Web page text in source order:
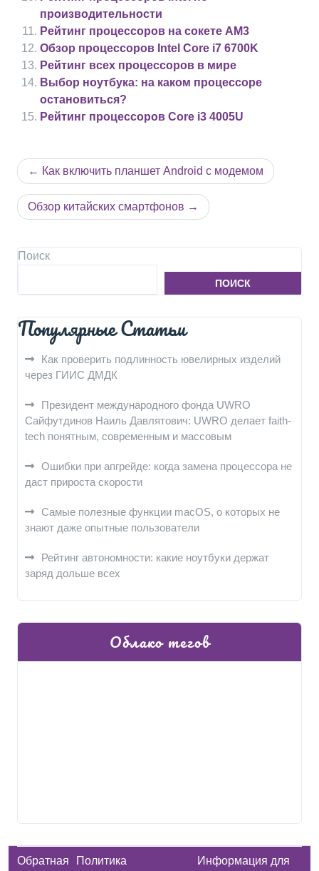
производительности
Рейтинг процессоров на сокете AM3
Обзор процессоров Intel Core i7 6700K
Рейтинг всех процессоров в мире
Выбор ноутбука: на каком процессоре
остановиться?
Рейтинг процессоров Core i3 4005U
Навигация
по
записям
Как включить планшет Android с модемом
Обзор китайских смартфонов
Поиск
ПОИСК
Популярные Статьи
Как проверить подлинность ювелирных изделий
через ГИИС ДМДК
Президент международного фонда UWRO
Сайфутдинов Наиль Давлятович: UWRO делает faith-
tech понятным, современным и массовым
Ошибки при апгрейде: когда замена процессора не
даст прироста скорости
Самые полезные функции macOS, о которых не
знают даже опытные пользователи
Рейтинг автономности: какие ноутбуки держат
заряд дольше всех
Облако тегов
Обратная Политика Информация для